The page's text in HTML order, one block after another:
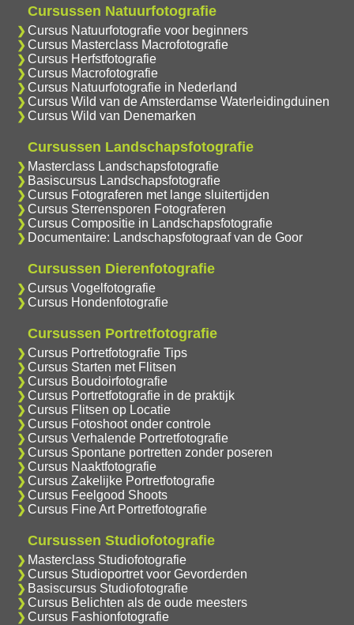
Cursussen Natuurfotografie
Cursus Natuurfotografie voor beginners
Cursus Masterclass Macrofotografie
Cursus Herfstfotografie
Cursus Macrofotografie
Cursus Natuurfotografie in Nederland
Cursus Wild van de Amsterdamse Waterleidingduinen
Cursus Wild van Denemarken
Cursussen Landschapsfotografie
Masterclass Landschapsfotografie
Basiscursus Landschapsfotografie
Cursus Fotograferen met lange sluitertijden
Cursus Sterrensporen Fotograferen
Cursus Compositie in Landschapsfotografie
Documentaire: Landschapsfotograaf van de Goor
Cursussen Dierenfotografie
Cursus Vogelfotografie
Cursus Hondenfotografie
Cursussen Portretfotografie
Cursus Portretfotografie Tips
Cursus Starten met Flitsen
Cursus Boudoirfotografie
Cursus Portretfotografie in de praktijk
Cursus Flitsen op Locatie
Cursus Fotoshoot onder controle
Cursus Verhalende Portretfotografie
Cursus Spontane portretten zonder poseren
Cursus Naaktfotografie
Cursus Zakelijke Portretfotografie
Cursus Feelgood Shoots
Cursus Fine Art Portretfotografie
Cursussen Studiofotografie
Masterclass Studiofotografie
Cursus Studioportret voor Gevorderden
Basiscursus Studiofotografie
Cursus Belichten als de oude meesters
Cursus Fashionfotografie